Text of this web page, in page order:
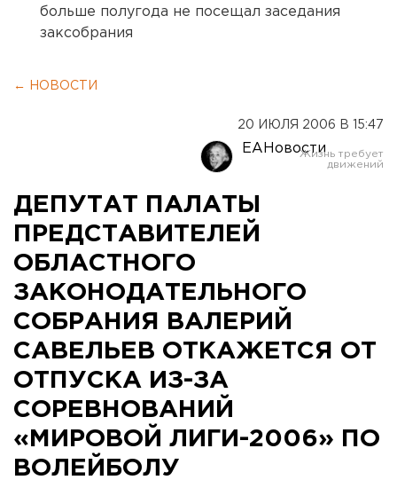
больше полугода не посещал заседания
заксобрания
← НОВОСТИ
20 ИЮЛЯ 2006 В 15:47
ЕАНовости
ДЕПУТАТ ПАЛАТЫ
ПРЕДСТАВИТЕЛЕЙ
ОБЛАСТНОГО
ЗАКОНОДАТЕЛЬНОГО
СОБРАНИЯ ВАЛЕРИЙ
САВЕЛЬЕВ ОТКАЖЕТСЯ ОТ
ОТПУСКА ИЗ-ЗА
СОРЕВНОВАНИЙ
«МИРОВОЙ ЛИГИ-2006» ПО
ВОЛЕЙБОЛУ